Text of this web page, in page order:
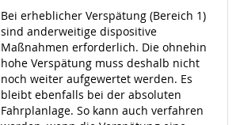
Bei erheblicher Verspätung (Bereich 1)
sind anderweitige dispositive
Maßnahmen erforderlich. Die ohnehin
hohe Verspätung muss deshalb nicht
noch weiter aufgewertet werden. Es
bleibt ebenfalls bei der absoluten
Fahrplanlage. So kann auch verfahren